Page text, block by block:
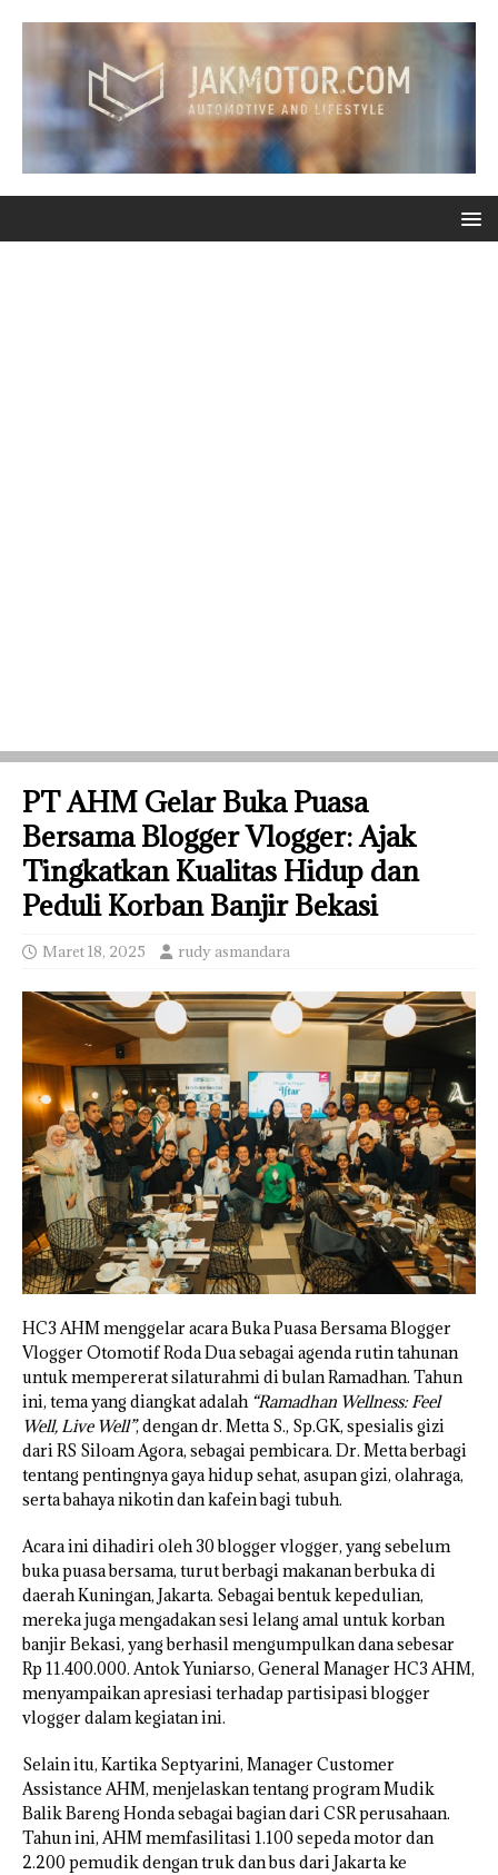
PT AHM Gelar Buka Puasa
Bersama Blogger Vlogger: Ajak
Tingkatkan Kualitas Hidup dan
Peduli Korban Banjir Bekasi
Maret 18, 2025 rudy asmandara
HC3 AHM menggelar acara Buka Puasa Bersama Blogger
Vlogger Otomotif Roda Dua sebagai agenda rutin tahunan
untuk mempererat silaturahmi di bulan Ramadhan. Tahun
ini, tema yang diangkat adalah “Ramadhan Wellness: Feel
Well, Live Well”, dengan dr. Metta S., Sp.GK, spesialis gizi
dari RS Siloam Agora, sebagai pembicara. Dr. Metta berbagi
tentang pentingnya gaya hidup sehat, asupan gizi, olahraga,
serta bahaya nikotin dan kafein bagi tubuh.
Acara ini dihadiri oleh 30 blogger vlogger, yang sebelum
buka puasa bersama, turut berbagi makanan berbuka di
daerah Kuningan, Jakarta. Sebagai bentuk kepedulian,
mereka juga mengadakan sesi lelang amal untuk korban
banjir Bekasi, yang berhasil mengumpulkan dana sebesar
Rp 11.400.000. Antok Yuniarso, General Manager HC3 AHM,
menyampaikan apresiasi terhadap partisipasi blogger
vlogger dalam kegiatan ini.
Selain itu, Kartika Septyarini, Manager Customer
Assistance AHM, menjelaskan tentang program Mudik
Balik Bareng Honda sebagai bagian dari CSR perusahaan.
Tahun ini, AHM memfasilitasi 1.100 sepeda motor dan
2.200 pemudik dengan truk dan bus dari Jakarta ke